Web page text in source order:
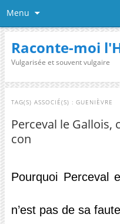
Menu
Raconte-moi
Vulgarisée et souvent vulgaire
TAG(S) ASSOCIÉ(S) : GUENIÈVRE
Perceval le Gallois,
con
Pourquoi Perceval
n’est pas de sa